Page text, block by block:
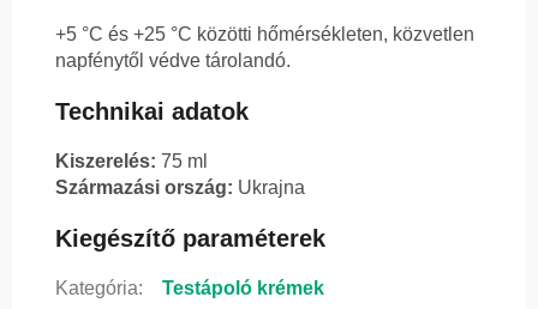
+5 °C és +25 °C közötti hőmérsékleten, közvetlen
napfénytől védve tárolandó.
Technikai adatok
Kiszerelés: 75 ml
Származási ország: Ukrajna
Kiegészítő paraméterek
Kategória:
Testápoló krémek